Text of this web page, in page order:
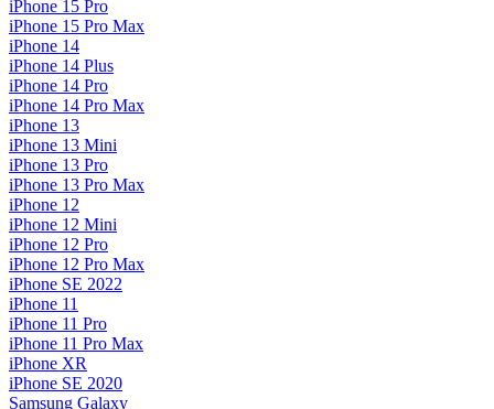
iPhone 15 Pro
iPhone 15 Pro Max
iPhone 14
iPhone 14 Plus
iPhone 14 Pro
iPhone 14 Pro Max
iPhone 13
iPhone 13 Mini
iPhone 13 Pro
iPhone 13 Pro Max
iPhone 12
iPhone 12 Mini
iPhone 12 Pro
iPhone 12 Pro Max
iPhone SE 2022
iPhone 11
iPhone 11 Pro
iPhone 11 Pro Max
iPhone XR
iPhone SE 2020
Samsung Galaxy